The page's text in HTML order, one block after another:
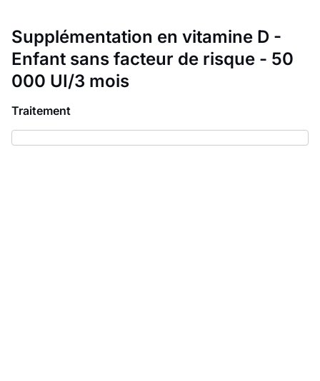
Supplémentation en vitamine D -
Enfant sans facteur de risque - 50
000 UI/3 mois
Traitement